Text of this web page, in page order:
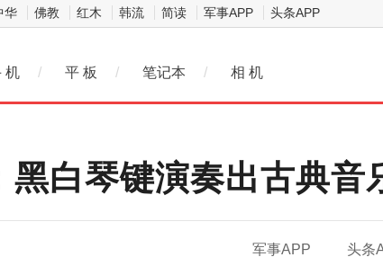
华 佛教 红木 韩流 简读 军事APP 头条APP
机 / 平 板 / 笔记本 / 相 机
白琴键演奏出古典音
军事APP 头条